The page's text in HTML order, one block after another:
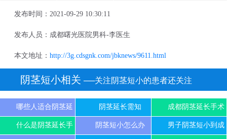
发布时间：2021-09-29 10:30:11
发布人员：成都曙光医院男科-李医生
本文地址： http://3g.cdsgnk.com/jbknews/9611.html
阴茎短小相关 ──关注阴茎短小的患者还关注
哪些人适合阴茎延 阴茎延长需知 成都阴茎延长手术
什么是阴茎延长手 阴茎短小怎么办 男子阴茎短小到成